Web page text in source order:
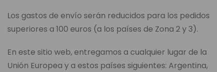
Los gastos de envío serán reducidos para los pedidos
superiores a 100 euros (a los países de Zona 2 y 3).
En este sitio web, entregamos a cualquier lugar de la
Unión Europea y a estos países siguientes: Argentina,